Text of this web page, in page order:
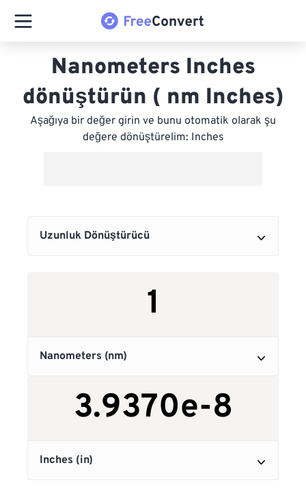
Nanometers Inches
dönüştürün ( nm Inches)
Aşağıya bir değer girin ve bunu otomatik olarak şu
değere dönüştürelim: Inches